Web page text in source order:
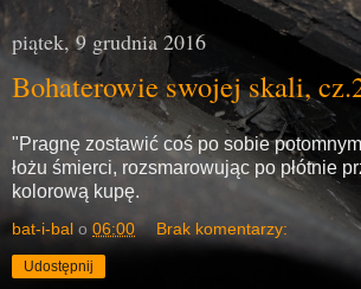
piątek, 9 grudnia 2016
Bohaterowie swojej skali,
"Pragnę zostawić coś po sobie
łożu śmierci, rozsmarowując po płótnie
kolorową kupę.
bat-i-bal o 06:00 Brak komentarzy:
Udostępnij